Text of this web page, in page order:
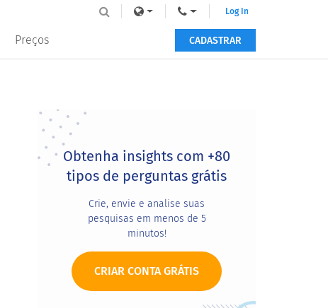
Preços
Log In
CADASTRAR
Primary
Sidebar
Obtenha insights com +80
tipos de perguntas grátis
Crie, envie e analise suas
pesquisas em menos de 5
minutos!
CRIAR CONTA GRÁTIS